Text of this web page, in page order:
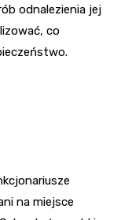
odnalezienia jej
co
na miejsce